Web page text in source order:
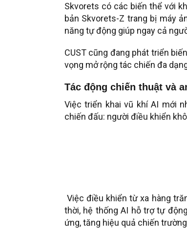
Skvorets có các biến thể với
bản Skvorets-Z trang bị máy
năng tự động giúp ngay cả
CUST cũng đang phát triển
vọng mở rộng tác chiến đa
Tác động chiến thuật và
Việc triển khai vũ khí AI mới
chiến đấu: người điều khiển
Việc điều khiển từ xa hàng
thời, hệ thống AI hỗ trợ tự
ứng, tăng hiệu quả chiến